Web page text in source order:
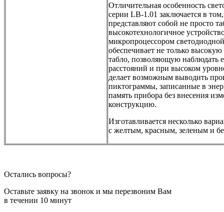
Отличительная особенность
серии LB-1.01 заключается в
представляют собой не просто
высокотехнологичное
микропроцессором
обеспечивает не только высокую
табло, позволяющую наблюдать
расстояний и при высоком
делает возможным выводить
пиктограммы, записанные в
память прибора без внесения
конструкцию.
Изготавливается несколько
с желтым, красным, зеленым и
Остались вопросы?
Оставьте заявку на звонок и мы перезвоним Вам
в течении 10 минут